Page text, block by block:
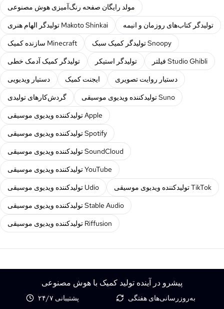
مولد رایگان صفحه رنگ‌آمیزی هوش مصنوعی
تولیدگر الهام هنری Makoto Shinkai
تولیدگر کتاب‌های روزمان و انیمه
سازنده کمیک Minecraft
تولیدگر کمیک سبک Snoopy
تولیدگر کمیک آدمک خطی
تولیدگر استیکر
فیلتر Studio Ghibli
دستیار ویدیویی
ایجنت کمیک
دستیار روایت تصویری
گردش‌کارهای تولیدی
تولیدکننده ویدیوی موسیقی Suno
تولیدکننده ویدیوی موسیقی Apple
تولیدکننده ویدیوی موسیقی Spotify
تولیدکننده ویدیوی موسیقی SoundCloud
تولیدکننده ویدیوی موسیقی YouTube
تولیدکننده ویدیوی موسیقی Udio
تولیدکننده ویدیوی موسیقی TikTok
تولیدکننده ویدیوی موسیقی Stable Audio
تولیدکننده ویدیوی موسیقی Riffusion
پیشرو در آینده تولید کمیک با هوش مصنوعی
پشتیبانی ۲۴/۷
به‌روزرسانی‌های هفتگی